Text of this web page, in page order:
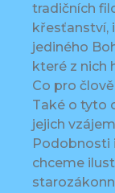
tradičních
křesťanství,
jediného
které z nich
Co pro
Také o tyto
jejich
Podobnosti
chceme